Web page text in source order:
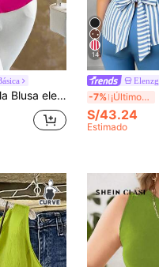
cuadrado y botones, color rosa claro, para mujer talla grande, para fiesta y verano
14
-7% ¡Últimos 3 días
S/43.24
Estimado